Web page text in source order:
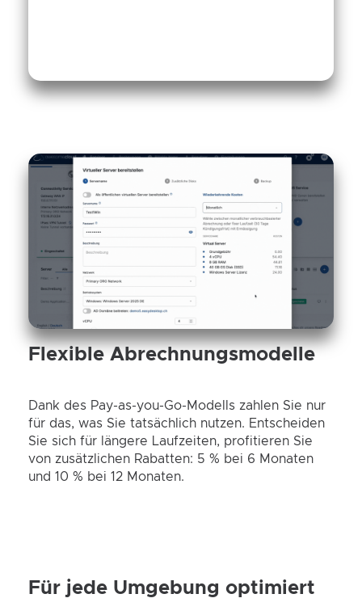
Flexible Abrechnungsmodelle
Dank des Pay-as-you-Go-Modells zahlen Sie nur
für das, was Sie tatsächlich nutzen. Entscheiden
Sie sich für längere Laufzeiten, profitieren Sie
von zusätzlichen Rabatten: 5 % bei 6 Monaten
und 10 % bei 12 Monaten.
Für jede Umgebung optimiert